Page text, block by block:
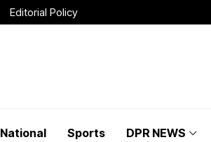
Editorial Policy
National Sports DPR NEWS